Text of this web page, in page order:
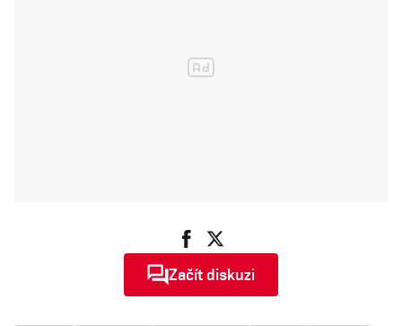
Začít diskuzi